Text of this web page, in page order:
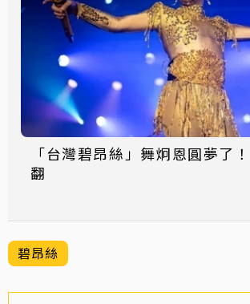
「台灣碧昂絲」舞炯恩圓夢了
翻
碧昂絲